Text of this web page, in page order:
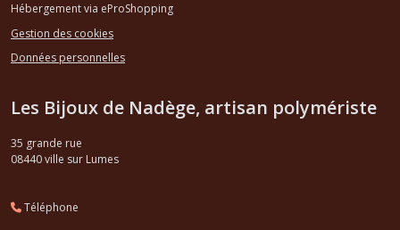
Hébergement via eProShopping
Gestion des cookies
Données personnelles
Les Bijoux de Nadège, artisan polymériste
35 grande rue
08440ville sur Lumes
Téléphone